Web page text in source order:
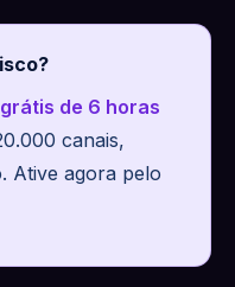
de 6 horas
canais,
Ative agora pelo